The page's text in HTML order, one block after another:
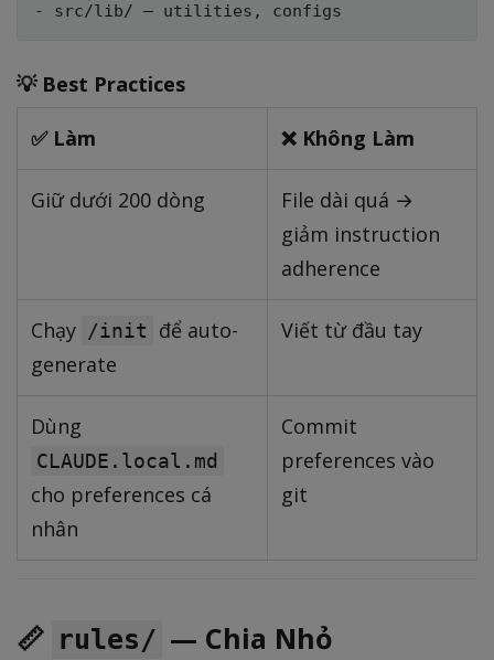
💡 Best Practices
✅ Làm ❌ Không Làm
Giữ dưới 200 dòng
File dài quá →
giảm instruction
adherence
Chạy /init
để auto-
generate
Viết từ đầu tay
Dùng
CLAUDE.local.md
cho preferences cá
nhân
Commit
preferences vào
git
📏 rules/ — Chia Nhỏ